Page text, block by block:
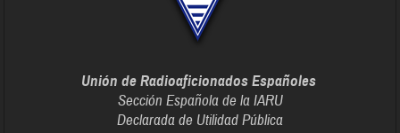
Unión de Radioaficionados Españoles
Sección Española de la IARU
Declarada de Utilidad Pública